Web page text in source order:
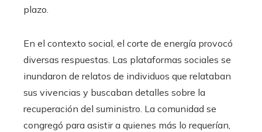
plazo.
En el contexto social, el corte de energía provocó
diversas respuestas. Las plataformas sociales se
inundaron de relatos de individuos que relataban
sus vivencias y buscaban detalles sobre la
recuperación del suministro. La comunidad se
congregó para asistir a quienes más lo requerían,